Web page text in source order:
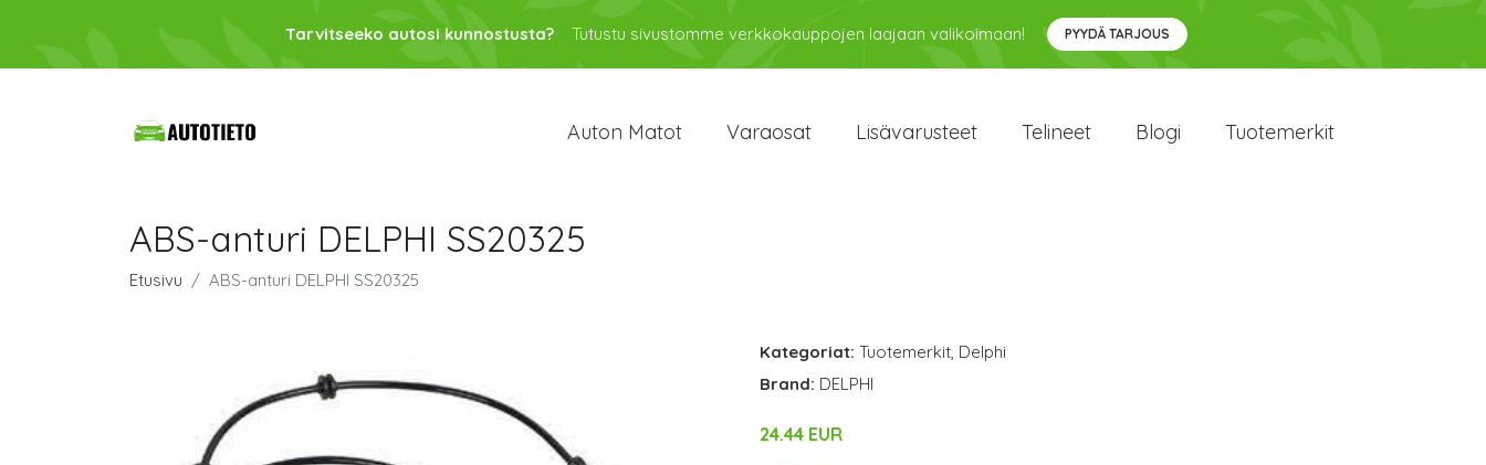
Tarvitseeko autosi kunnostusta? Tutustu sivustomme verkkokauppojen laajaan valikoimaan! PYYDÄ TARJOUS
Auton Matot Varaosat Lisävarusteet Telineet Blogi Tuotemerkit
ABS-anturi DELPHI SS20325
Etusivu ABS-anturi DELPHI SS20325
Kategoriat: Tuotemerkit, Delphi
Brand: DELPHI
24.44 EUR